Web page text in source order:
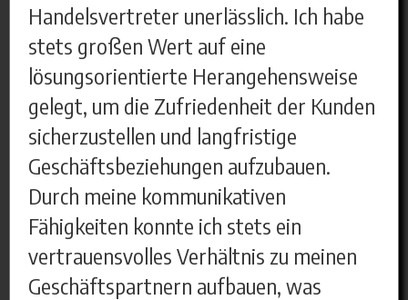
Handelsvertreter unerlässlich. Ich habe
stets großen Wert auf eine
lösungsorientierte Herangehensweise
gelegt, um die Zufriedenheit der Kunden
sicherzustellen und langfristige
Geschäftsbeziehungen aufzubauen.
Durch meine kommunikativen
Fähigkeiten konnte ich stets ein
vertrauensvolles Verhältnis zu meinen
Geschäftspartnern aufbauen, was